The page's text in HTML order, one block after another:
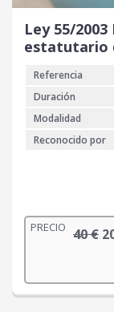
e
r
a
.
Ley 55/
estatutario
Referencia
Duración
Modalidad
Reconocido por
PRECIO 40€ E
r